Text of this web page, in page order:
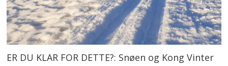
ER DU KLAR FOR DETTE?: Snøen og Kong Vinter